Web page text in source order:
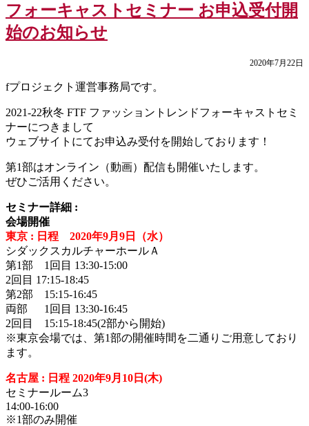
フォーキャストセミナー お申込受付開
始のお知らせ
2020年7月22日
fプロジェクト運営事務局です。
2021-22秋冬 FTF ファッショントレンドフォーキャストセミ
ナーにつきまして
ウェブサイトにてお申込み受付を開始しております！
第1部はオンライン（動画）配信も開催いたします。
ぜひご活用ください。
セミナー詳細 :
会場開催
東京 : 日程 2020年9月9日（水）
シダックスカルチャーホールＡ
第1部 1回目 13:30-15:00
2回目 17:15-18:45
第2部 15:15-16:45
両部 1回目 13:30-16:45
2回目 15:15-18:45(2部から開始)
※東京会場では、第1部の開催時間を二通りご用意しており
ます。
名古屋 : 日程 2020年9月10日(木)
セミナールーム3
14:00-16:00
※1部のみ開催